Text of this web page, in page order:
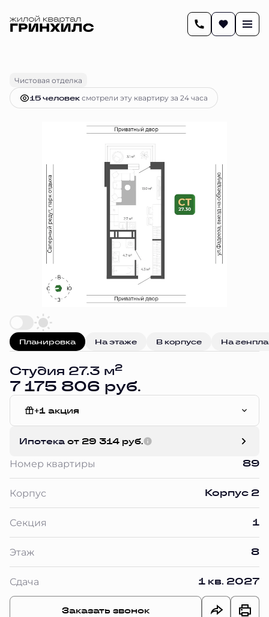
Студия27.3 м2
7 175 806 руб.
Чистовая отделка
15 человексмотрели эту квартиру за 24 часа
Планировка На этаже В корпусе На
Студия 27.3 м2
7 175 806 руб.
+1 акция
Ипотека от 29 314 руб.
Номер квартиры 89
Корпус Корпус 2
Секция 1
Этаж 8
Сдача 1 кв. 2027
Заказать звонок